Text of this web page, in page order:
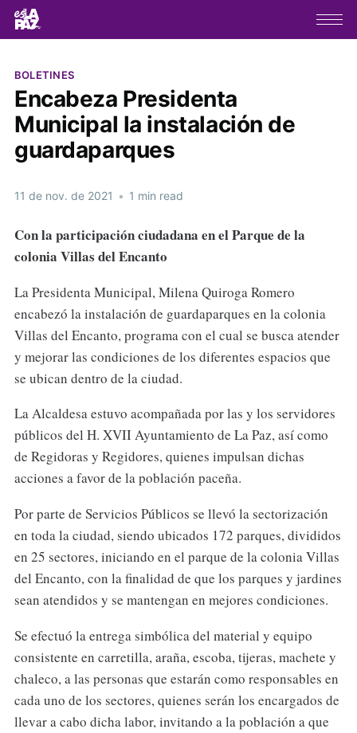
BOLETINES
Encabeza Presidenta
Municipal la instalación de
guardaparques
11 de nov. de 2021 • 1 min read
Con la participación ciudadana en el Parque de la
colonia Villas del Encanto
La Presidenta Municipal, Milena Quiroga Romero
encabezó la instalación de guardaparques en la colonia
Villas del Encanto, programa con el cual se busca atender
y mejorar las condiciones de los diferentes espacios que
se ubican dentro de la ciudad.
La Alcaldesa estuvo acompañada por las y los servidores
públicos del H. XVII Ayuntamiento de La Paz, así como
de Regidoras y Regidores, quienes impulsan dichas
acciones a favor de la población paceña.
Por parte de Servicios Públicos se llevó la sectorización
en toda la ciudad, siendo ubicados 172 parques, divididos
en 25 sectores, iniciando en el parque de la colonia Villas
del Encanto, con la finalidad de que los parques y jardines
sean atendidos y se mantengan en mejores condiciones.
Se efectuó la entrega simbólica del material y equipo
consistente en carretilla, araña, escoba, tijeras, machete y
chaleco, a las personas que estarán como responsables en
cada uno de los sectores, quienes serán los encargados de
llevar a cabo dicha labor, invitando a la población a que